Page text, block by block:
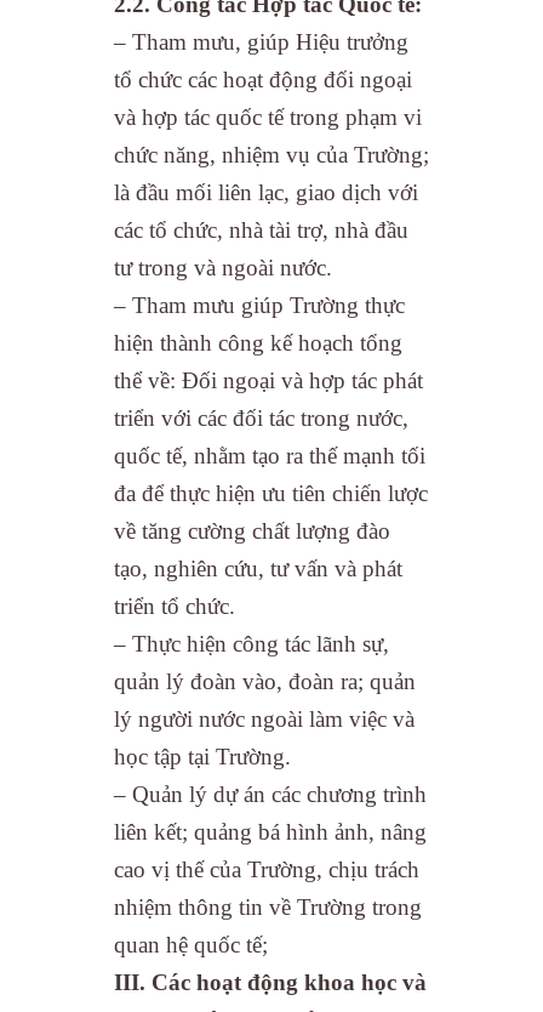
– Tham mưu, giúp Hiệu trưởng
tổ chức các hoạt động đối ngoại
và hợp tác quốc tế trong phạm vi
chức năng, nhiệm vụ của Trường;
là đầu mối liên lạc, giao dịch với
các tổ chức, nhà tài trợ, nhà đầu
tư trong và ngoài nước.
– Tham mưu giúp Trường thực
hiện thành công kế hoạch tổng
thể về: Đối ngoại và hợp tác phát
triển với các đối tác trong nước,
quốc tế, nhằm tạo ra thế mạnh tối
đa để thực hiện ưu tiên chiến lược
về tăng cường chất lượng đào
tạo, nghiên cứu, tư vấn và phát
triển tổ chức.
– Thực hiện công tác lãnh sự,
quản lý đoàn vào, đoàn ra; quản
lý người nước ngoài làm việc và
học tập tại Trường.
– Quản lý dự án các chương trình
liên kết; quảng bá hình ảnh, nâng
cao vị thế của Trường, chịu trách
nhiệm thông tin về Trường trong
quan hệ quốc tế;
III. Các hoạt động khoa học và